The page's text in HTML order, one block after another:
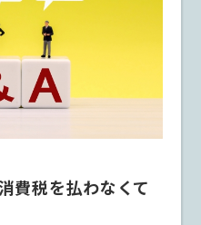
費税を払わなくて